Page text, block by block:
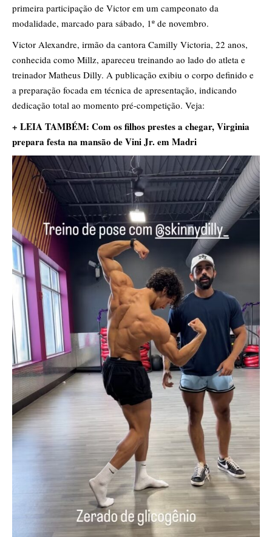
primeira participação de Victor em um campeonato da
modalidade, marcado para sábado, 1º de novembro.
Victor Alexandre, irmão da cantora Camilly Victoria, 22 anos,
conhecida como Millz, apareceu treinando ao lado do atleta e
treinador Matheus Dilly. A publicação exibiu o corpo definido e
a preparação focada em técnica de apresentação, indicando
dedicação total ao momento pré-competição. Veja:
+ LEIA TAMBÉM: Com os filhos prestes a chegar, Virginia
prepara festa na mansão de Vini Jr. em Madri